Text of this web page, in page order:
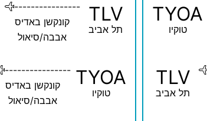
TYOA
טוקיו
TLV
תל אביב
TLV
תל אביב
----------------
קונקשן באדיס
אבבה/סיאול
TYOA
טוקיו
----------------
קונקשן באדיס
אבבה/סיאול